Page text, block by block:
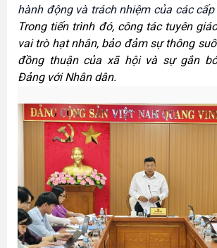
hành động và trách nhiệm của các cấp
Trong tiến trình đó, công tác tuyên
vai trò hạt nhân, bảo đảm sự thông
đồng thuận của xã hội và sự gắn
Đảng với Nhân dân.